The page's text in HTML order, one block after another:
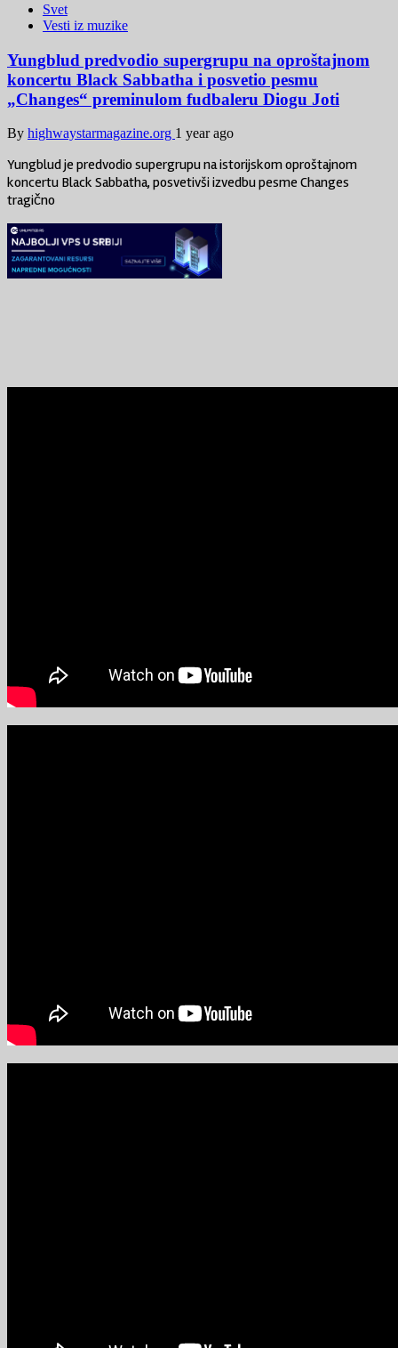
Svet
Vesti iz muzike
Yungblud predvodio supergrupu na oproštajnom
koncertu Black Sabbatha i posvetio pesmu
„Changes“ preminulom fudbaleru Diogu Joti
By highwaystarmagazine.org 1 year ago
Yungblud je predvodio supergrupu na istorijskom oproštajnom
koncertu Black Sabbatha, posvetivši izvedbu pesme Changes
tragično